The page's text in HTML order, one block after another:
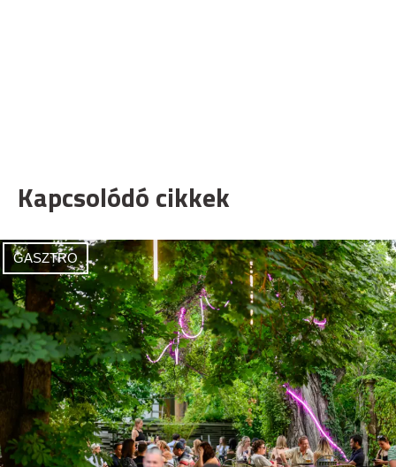
Kapcsolódó cikkek
GASZTRO